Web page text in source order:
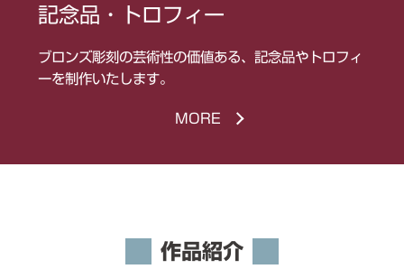
記念品 ・ ト ロ フ ィ ー
ブロンズ彫刻の芸術性の価値ある、記念品やトロフィ
ーを制作いたします。
MORE
作品紹介